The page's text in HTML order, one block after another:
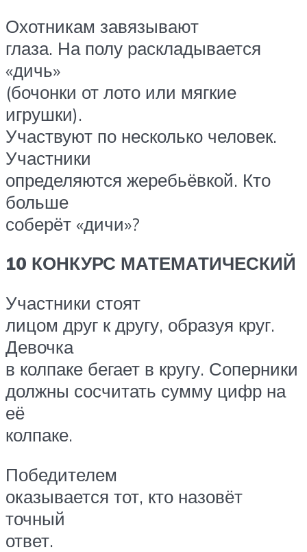
Охотникам завязывают
глаза. На полу раскладывается
«дичь»
(бочонки от лото или мягкие
игрушки).
Участвуют по несколько человек.
Участники
определяются жеребьёвкой. Кто
больше
соберёт «дичи»?
10 КОНКУРС МАТЕМАТИЧЕСКИЙ
Участники стоят
лицом друг к другу, образуя круг.
Девочка
в колпаке бегает в кругу. Соперники
должны сосчитать сумму цифр на
её
колпаке.
Победителем
оказывается тот, кто назовёт
точный
ответ.